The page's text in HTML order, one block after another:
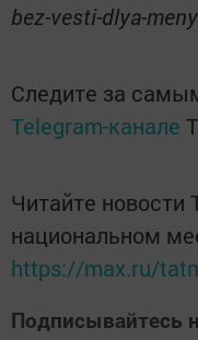
bez-vesti-dlya-
Следите за
Telegram-канале
Читайте новости
национальном
https://max.ru/
Подписывайтесь